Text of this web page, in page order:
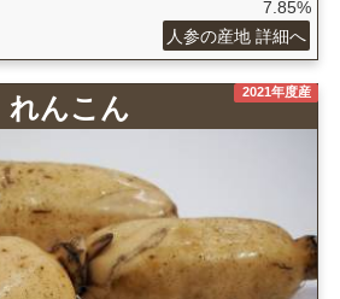
7.85%
人参の産地 詳細へ
2021年度産
れんこん